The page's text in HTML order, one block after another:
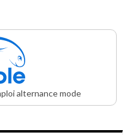
alternance mode